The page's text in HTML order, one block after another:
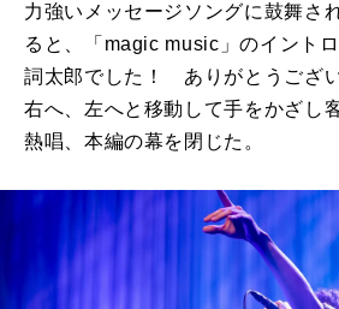
力強いメッセージソングに鼓舞さ
ると、「magic music」のイント
詞太郎でした！ ありがとうござ
右へ、左へと移動して手をかざし
熱唱、本編の幕を閉じた。